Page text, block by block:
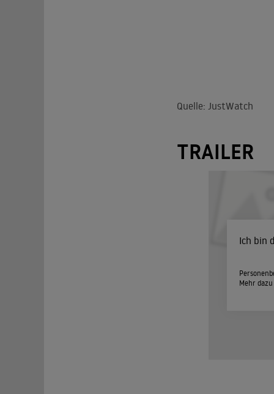
Quelle: JustWatch
TRAILER
Ich bin
Mehr